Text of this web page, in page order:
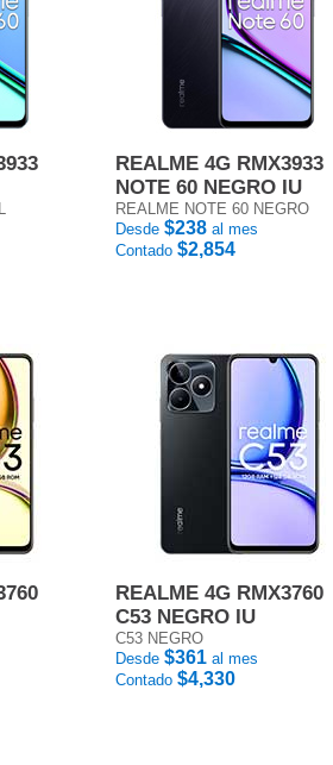
REALME 4G RMX3933
NOTE 60 NEGRO IU
REALME NOTE 60 NEGRO
Desde $238 al mes
Contado $2,854
REALME 4G RMX3760
C53 NEGRO IU
C53 NEGRO
Desde $361 al mes
Contado $4,330